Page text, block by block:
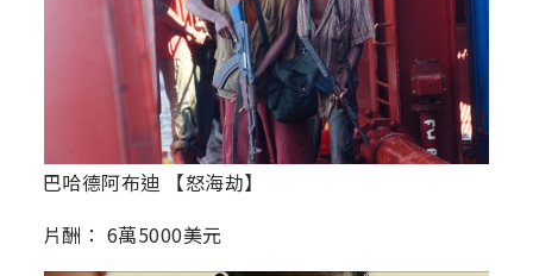
巴哈德阿布迪 【怒海劫】
片酬： 6萬5000美元